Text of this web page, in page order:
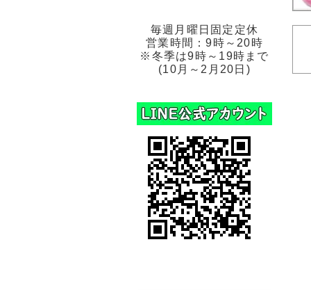
毎週月曜日固定定休
営業時間：9時～20時
※冬季は9時～19時まで
(10月～2月20日)